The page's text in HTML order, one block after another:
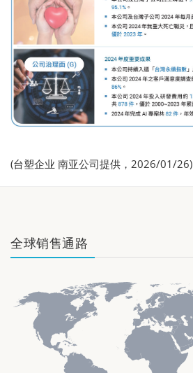
(台塑企业 南亚公司提供，2026/01/26)
全球销售通路